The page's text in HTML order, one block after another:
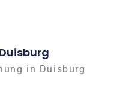
in Duisburg